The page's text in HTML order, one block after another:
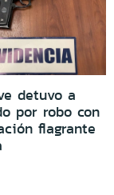
detuvo a
por robo con
flagrante